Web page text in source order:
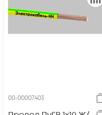
00-00007403